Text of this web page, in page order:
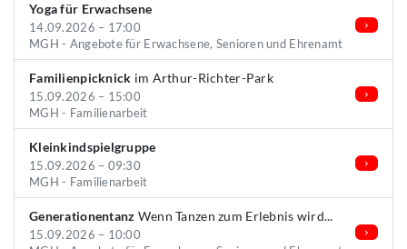
Yoga für Erwachsene
14.09.2026 – 17:00
MGH - Angebote für Erwachsene, Senioren und Ehrenamt
Familienpicknick im Arthur-Richter-Park
15.09.2026 – 15:00
MGH - Familienarbeit
Kleinkindspielgruppe
15.09.2026 – 09:30
MGH - Familienarbeit
Generationentanz Wenn Tanzen zum Erlebnis wird...
15.09.2026 – 10:00